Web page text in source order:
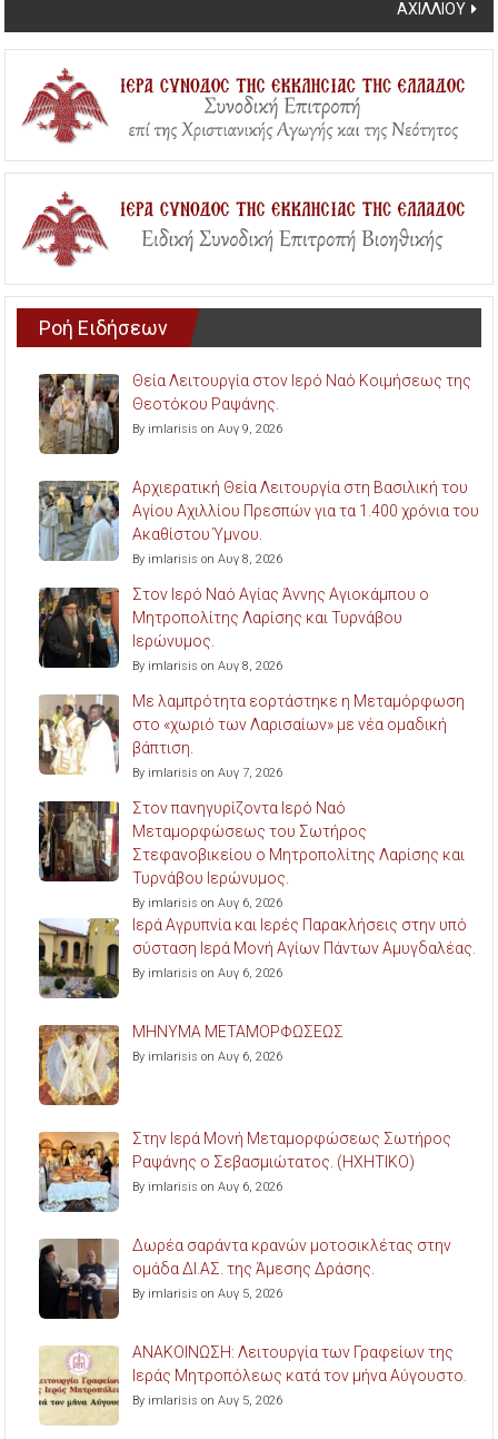
ΑΧΙΛΛΙΟΥ
Ροή Ειδήσεων
Θεία Λειτουργία στον Ιερό Ναό Κοιμήσεως της
Θεοτόκου Ραψάνης.
By imlarisis on Αυγ 9, 2026
Αρχιερατική Θεία Λειτουργία στη Βασιλική του
Αγίου Αχιλλίου Πρεσπών για τα 1.400 χρόνια του
Ακαθίστου Ύμνου.
By imlarisis on Αυγ 8, 2026
Στον Ιερό Ναό Αγίας Άννης Αγιοκάμπου ο
Μητροπολίτης Λαρίσης και Τυρνάβου
Ιερώνυμος.
By imlarisis on Αυγ 8, 2026
Με λαμπρότητα εορτάστηκε η Μεταμόρφωση
στο «χωριό των Λαρισαίων» με νέα ομαδική
βάπτιση.
By imlarisis on Αυγ 7, 2026
Στον πανηγυρίζοντα Ιερό Ναό
Μεταμορφώσεως του Σωτήρος
Στεφανοβικείου ο Μητροπολίτης Λαρίσης και
Τυρνάβου Ιερώνυμος.
By imlarisis on Αυγ 6, 2026
Ιερά Αγρυπνία και Ιερές Παρακλήσεις στην υπό
σύσταση Ιερά Μονή Αγίων Πάντων Αμυγδαλέας.
By imlarisis on Αυγ 6, 2026
ΜΗΝΥΜΑ ΜΕΤΑΜΟΡΦΩΣΕΩΣ
By imlarisis on Αυγ 6, 2026
Στην Ιερά Μονή Μεταμορφώσεως Σωτήρος
Ραψάνης ο Σεβασμιώτατος. (ΗΧΗΤΙΚΟ)
By imlarisis on Αυγ 6, 2026
Δωρέα σαράντα κρανών μοτοσικλέτας στην
ομάδα ΔΙ.ΑΣ. της Άμεσης Δράσης.
By imlarisis on Αυγ 5, 2026
ΑΝΑΚΟΙΝΩΣΗ: Λειτουργία των Γραφείων της
Ιεράς Μητροπόλεως κατά τον μήνα Αύγουστο.
By imlarisis on Αυγ 5, 2026